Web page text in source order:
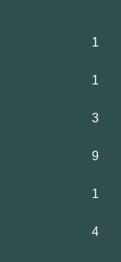
1
1
3
9
1
4